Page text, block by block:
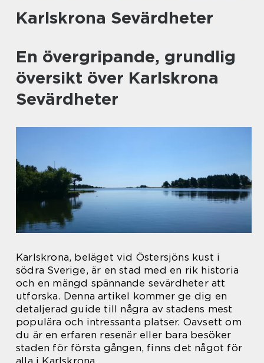
Karlskrona Sevärdheter
En övergripande, grundlig
översikt över Karlskrona
Sevärdheter
Karlskrona, beläget vid Östersjöns kust i
södra Sverige, är en stad med en rik historia
och en mängd spännande sevärdheter att
utforska. Denna artikel kommer ge dig en
detaljerad guide till några av stadens mest
populära och intressanta platser. Oavsett om
du är en erfaren resenär eller bara besöker
staden för första gången, finns det något för
alla i Karlskrona.